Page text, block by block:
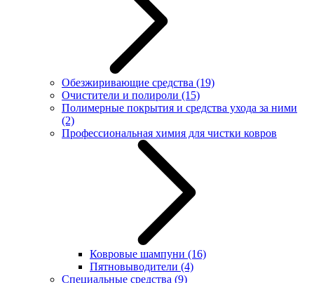
Обезжиривающие средства (19)
Очистители и полироли (15)
Полимерные покрытия и средства ухода за ними
(2)
Профессиональная химия для чистки ковров
Ковровые шампуни (16)
Пятновыводители (4)
Специальные средства (9)